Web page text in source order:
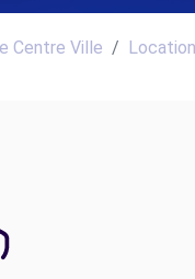
Centre Ville